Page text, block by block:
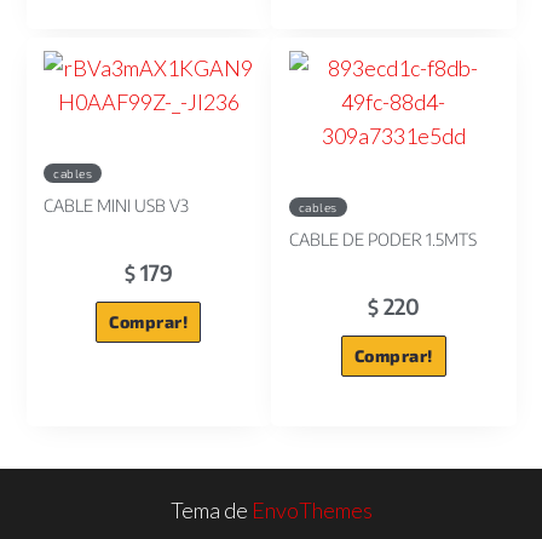
cables
CABLE MINI USB V3
$179
Comprar!
cables
CABLE DE PODER 1.5MTS
$220
Comprar!
Tema de EnvoThemes